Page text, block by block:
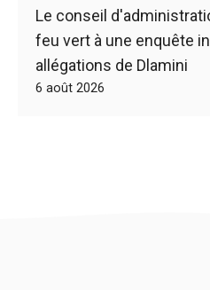
Le conseil
feu vert à une enquête
allégations de Dlamini
6 août 2026